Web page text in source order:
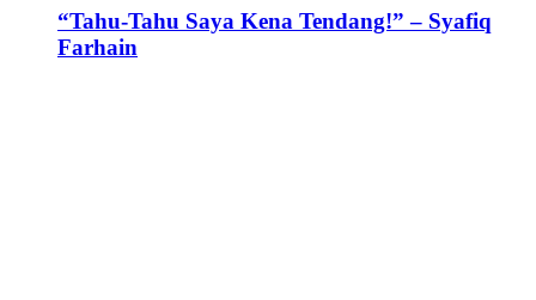
“Tahu-Tahu Saya Kena Tendang!” – Syafiq
Farhain